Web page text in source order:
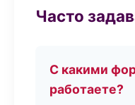
Часто
С какими
работаете?